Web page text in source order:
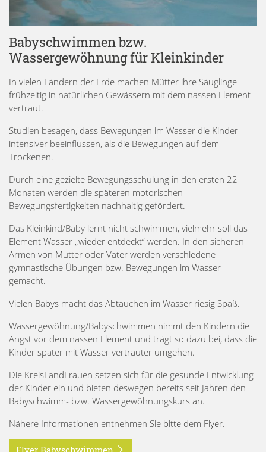
Babyschwimmen bzw.
Wassergewöhnung für Kleinkinder
In vielen Ländern der Erde machen Mütter ihre Säuglinge
frühzeitig in natürlichen Gewässern mit dem nassen Element
vertraut.
Studien besagen, dass Bewegungen im Wasser die Kinder
intensiver beeinflussen, als die Bewegungen auf dem
Trockenen.
Durch eine gezielte Bewegungsschulung in den ersten 22
Monaten werden die späteren motorischen
Bewegungsfertigkeiten nachhaltig gefördert.
Das Kleinkind/Baby lernt nicht schwimmen, vielmehr soll das
Element Wasser „wieder entdeckt“ werden. In den sicheren
Armen von Mutter oder Vater werden verschiedene
gymnastische Übungen bzw. Bewegungen im Wasser
gemacht.
Vielen Babys macht das Abtauchen im Wasser riesig Spaß.
Wassergewöhnung/Babyschwimmen nimmt den Kindern die
Angst vor dem nassen Element und trägt so dazu bei, dass die
Kinder später mit Wasser vertrauter umgehen.
Die KreisLandFrauen setzen sich für die gesunde Entwicklung
der Kinder ein und bieten deswegen bereits seit Jahren den
Babyschwimm- bzw. Wassergewöhnungskurs an.
Nähere Informationen entnehmen Sie bitte dem Flyer.
Flyer Babyschwimmen